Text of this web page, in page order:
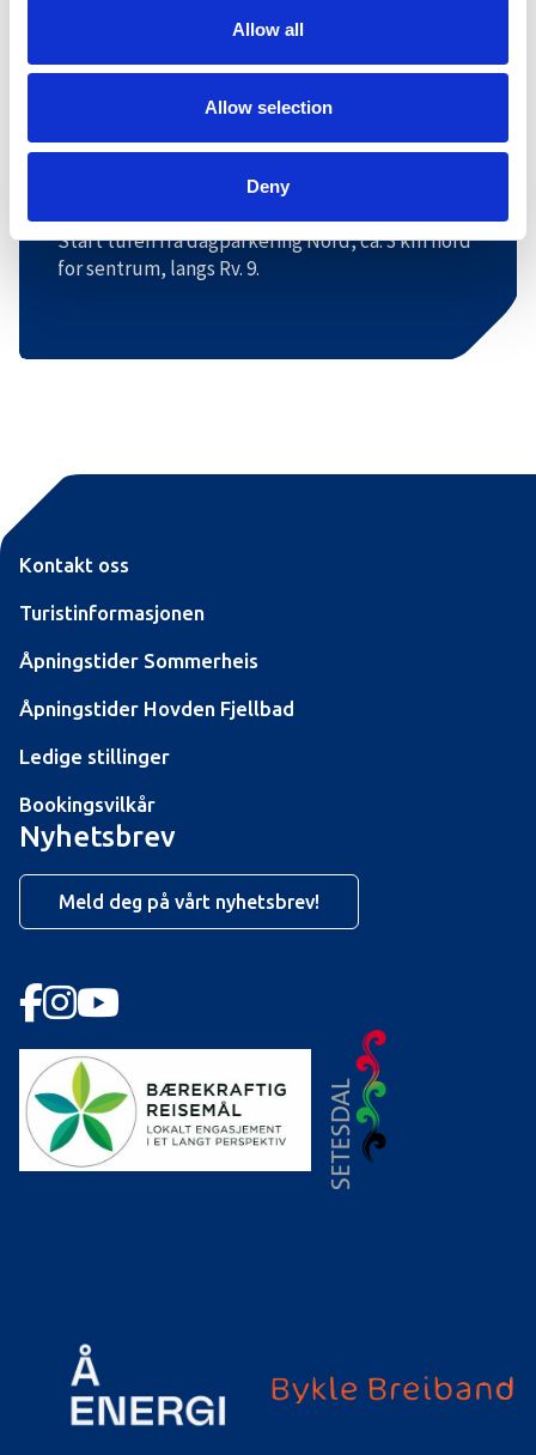
Allow all
Allow selection
Deny
Veibeskrivelse
Start turen fra dagparkering Nord, ca. 3 km nord
for sentrum, langs Rv. 9.
Kontakt oss
Turistinformasjonen
Åpningstider Sommerheis
Åpningstider Hovden Fjellbad
Ledige stillinger
Bookingsvilkår
Nyhetsbrev
Meld deg på vårt nyhetsbrev!